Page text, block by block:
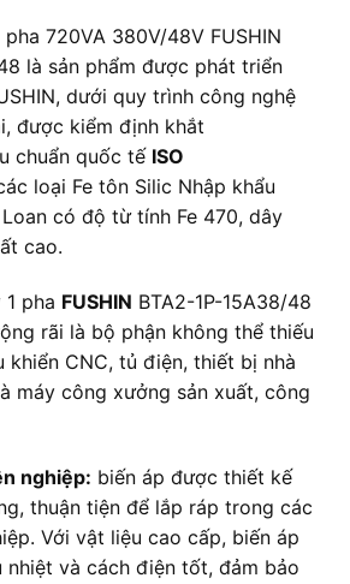
720VA 380V/48V FUSHIN
là sản phẩm được phát triển
dưới quy trình công nghệ
được kiểm định khắt
chuẩn quốc tế ISO
loại Fe tôn Silic Nhập khẩu
có độ từ tính Fe 470, dây
cao.
pha FUSHIN BTA2-1P-15A38/48
rãi là bộ phận không thể thiếu
CNC, tủ điện, thiết bị nhà
máy công xưởng sản xuất, công
nghiệp: biến áp được thiết kế
thuận tiện để lắp ráp trong các
Với vật liệu cao cấp, biến áp
nhiệt và cách điện tốt, đảm bảo